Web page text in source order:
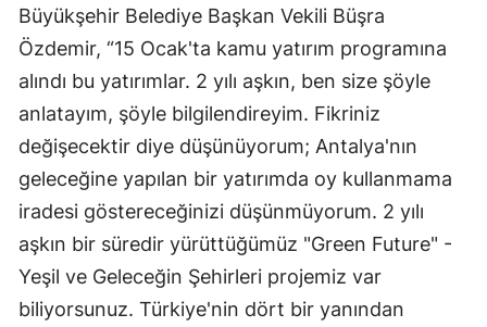
Büyükşehir Belediye Başkan Vekili Büşra
Özdemir, “15 Ocak'ta kamu yatırım programına
alındı bu yatırımlar. 2 yılı aşkın, ben size şöyle
anlatayım, şöyle bilgilendireyim. Fikriniz
değişecektir diye düşünüyorum; Antalya'nın
geleceğine yapılan bir yatırımda oy kullanmama
iradesi göstereceğinizi düşünmüyorum. 2 yılı
aşkın bir süredir yürüttüğümüz "Green Future" -
Yeşil ve Geleceğin Şehirleri projemiz var
biliyorsunuz. Türkiye'nin dört bir yanından